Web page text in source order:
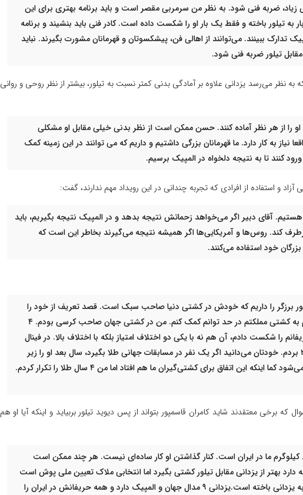
زیاد، ضربه فنی شود. به نظر من سرمربی مقصر است و باید برنامه بهتری برای این
کشتی مهم در نظر می‌گرفتند. حسن ۵ بار به تیلور باخته و فقط یک بار او را شکست داده است. کادر فنی باید بنشیند و برنامه
ببینند. می‌توانند از اهالی فن، پیشکسوتان و قهرمانان مشورت بگیرند. نباید
نظر می‌رسد یزدانی علاوه بر آمادگی بدنی کمتر نسبت به تیلور، بیشتر از نظر روحی و روانی
او را از هر نظر آماده کنند. حسن ممکن است از نظر بدنی خیلی مقابل او مشکلی
نیاز به کار دارد. ما قهرمانان بزرگی داشتیم و داریم که می توانند در این زمینه کمک
کنند تا به نتیجه دلخواه در المپیک برسیم.
و استفاده از افرادی که تجربه چندانی در این رویداد مهم ندارند، گفت:
آقای دبیر اگر می‌خواهد زحماتش نتیجه بدهد و در المپیک نتیجه بگیریم، باید
کند. روس‌ها و آمریکایی‌ها اگر همیشه نتیجه می‌گیرند بخاطر این است که
بزرگان خود استفاده می‌کنند.
برزگر را داریم که خودش در کشتی دنیا صاحب سبک است. قصد تعریف از خود را
ندارم اما من هم دوست دارم و می‌توانم به کشتی مملکتم در حد توانم کمک کنم. من در کشتی جهان صاحب کرسی بودم. ۴
را شکست دادم، آن هم نه با یکی دو اختلاف امتیاز بلکه با اختلاف بالا. در فینال
جهانی ۱۹۷۰ کانادا، حریف ژاپنی را ۱۸ بر ۲ بردم. خودتان می‌دانید اگر یک نفر در مسابقات جهانی طلا بگیرد، سال بعد او را زیر
نظر می‌گیرند و تکرار طلا خیلی سخت می‌شود کما اینکه این اتفاق برای کشتی‌گیران ما هم افتاد اما من ۴ سال طلا را تکرار کردم.
سوال که برخی معتقدند شاید کامران قاسمپور بتواند از پس دیوید تیلور بربیاید و اینکه آیا او هم
حسن بهترین کشتی‌گیر وزن ۸۶ کیلوگرم ما در ایران است. کنار گذاشتن او کار ساده‌ای نیست. هر چند ممکن است
دارد بهتر از یزدانی مقابل تیلور کشتی بگیرد اما انتخابی ملاک تعیین ملی پوش است
که کامران طی سال‌های گذشته چند بار به یزدانی باخته است.یزدانی ۹ مدال جهان و المپیک دارد و همه حریفانش در ایران را